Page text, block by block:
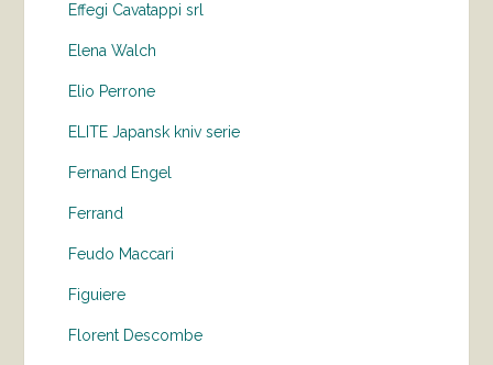
Effegi Cavatappi srl
Elena Walch
Elio Perrone
ELITE Japansk kniv serie
Fernand Engel
Ferrand
Feudo Maccari
Figuiere
Florent Descombe